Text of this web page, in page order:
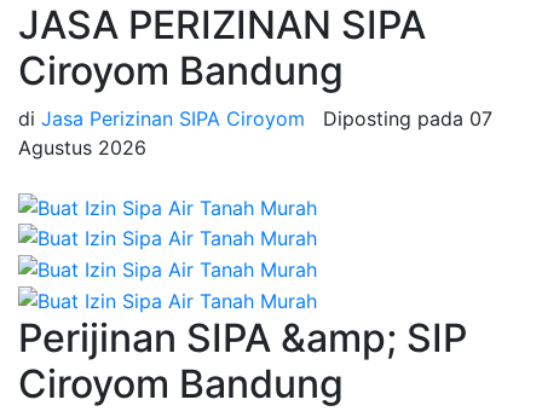
JASA PERIZINAN SIPA
Ciroyom Bandung
di Jasa Perizinan SIPA Ciroyom Diposting pada 07
Agustus 2026
Perijinan SIPA &amp; SIP
Ciroyom Bandung